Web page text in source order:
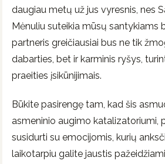
daugiau metų už jus vyresnis, nes
Mėnuliu suteikia mūsų santykiams
partneris greičiausiai bus ne tik
dabarties, bet ir karminis ryšys,
praeities įsikūnijimais.
Būkite pasirengę tam, kad šis
asmeninio augimo katalizatoriumi,
susidurti su emocijomis, kurių
laikotarpiu galite jaustis